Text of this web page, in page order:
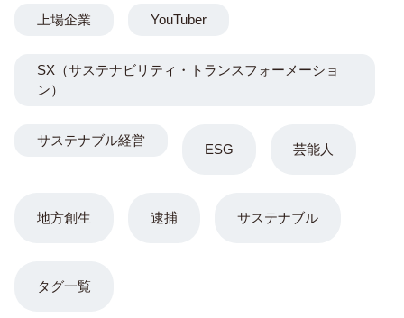
ESG 芸能人
地方創生 逮捕 サステナブル
上場企業 YouTuber
SX（サステナビリティ・トランスフォーメーショ
ン）
サステナブル経営
タグ一覧